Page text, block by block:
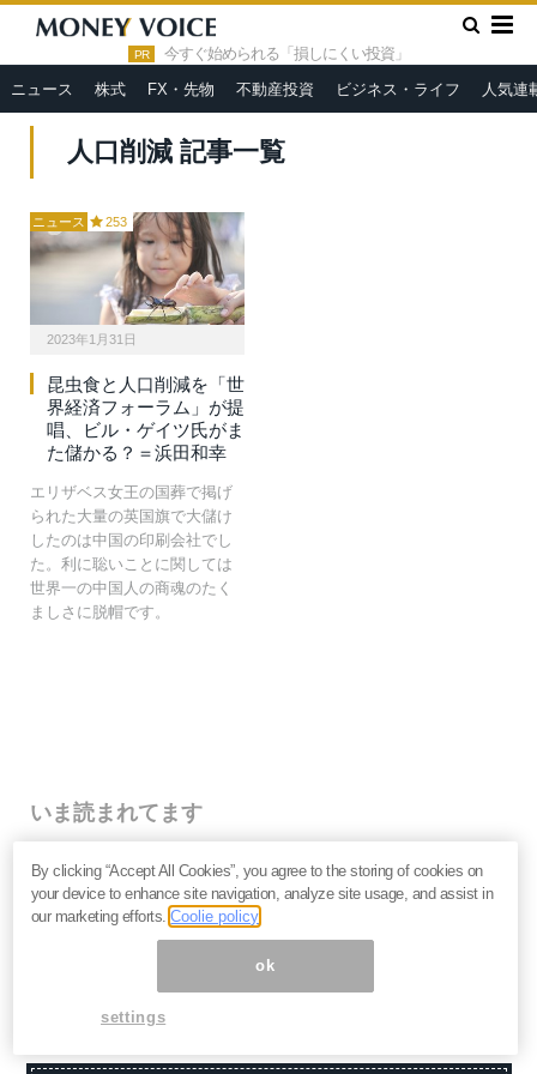
PR 今すぐ始められる「損しにくい投資」
ニュース 株式 FX・先物 不動産投資 ビジネス・ライフ 人気連
HOME » 人口削減
人口削減 記事一覧
ニュース 253
2023年1月31日
昆虫食と人口削減を「世
界経済フォーラム」が提
唱、ビル・ゲイツ氏がま
た儲かる？＝浜田和幸
エリザベス女王の国葬で掲げ
られた大量の英国旗で大儲け
したのは中国の印刷会社でし
た。利に聡いことに関しては
世界一の中国人の商魂のたく
ましさに脱帽です。
いま読まれてます
株価乱高下「アドバンテスト」は買いか？AI特需の行方
と投資リスクを解説＝江口裕臣
株価下落「三菱重工」今が買い？長期投資家が見るべ
き“防衛だけじゃない”強さと投資リスク＝栫井駿介
優待新設「大黒屋HD」は買いか？仕手株説をどう見る
By clicking “Accept All Cookies”, you agree to the storing of cookies on
your device to enhance site navigation, analyze site usage, and assist in
our marketing efforts.Coolie policy
ok
settings